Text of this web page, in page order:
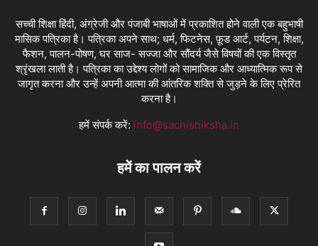
सच्ची शिक्षा हिंदी, अंग्रेजी और पंजाबी भाषाओं में प्रकाशित होने वाली एक बहुभाषी
मासिक पत्रिका है। पत्रिका अपने साथ; धर्म, फिटनेस, फ़ूड आर्ट, पर्यटन, शिक्षा,
फैशन, पालन-पोषण, घर साज- सज्जा और सौंदर्य जैसे विषयों की एक विस्तृत
श्रृंखला लाती है। पत्रिका का उद्देश्य लोगों को सामाजिक और आध्यात्मिक रूप से
जागृत करना और उन्हें अपनी आत्मा की आंतरिक शक्ति से जुड़ने के लिए प्रेरित
करना है।
हमें संपर्क करें: info@sachishiksha.in
हमें का पालन करें